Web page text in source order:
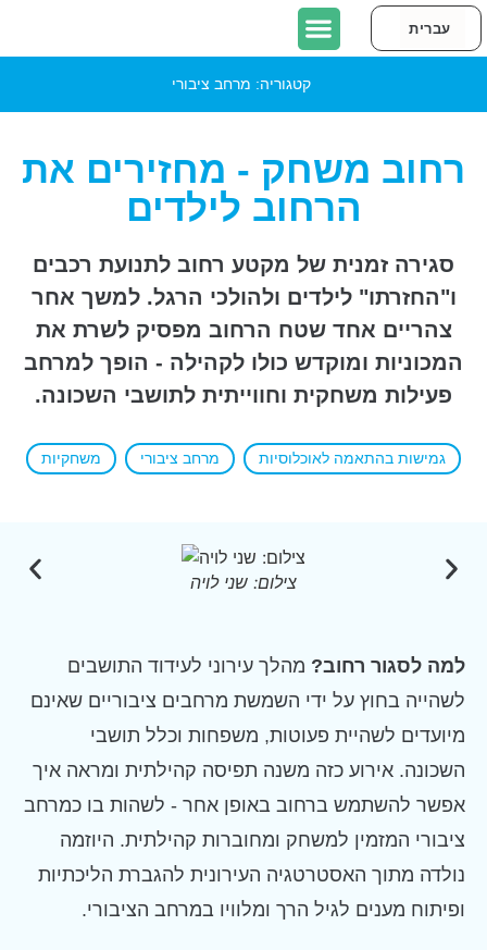
עברית
English
קטגוריה: מרחב ציבורי
רחוב משחק - מחזירים את
הרחוב לילדים
סגירה זמנית של מקטע רחוב לתנועת רכבים
ו"החזרתו" לילדים ולהולכי הרגל. למשך אחר
צהריים אחד שטח הרחוב מפסיק לשרת את
המכוניות ומוקדש כולו לקהילה - הופך למרחב
פעילות משחקית וחווייתית לתושבי השכונה.
גמישות בהתאמה לאוכלוסיות מרחב ציבורי משחקיות
למה לסגור רחוב? מהלך עירוני לעידוד התושבים
לשהייה בחוץ על ידי השמשת מרחבים ציבוריים שאינם
מיועדים לשהיית פעוטות, משפחות וכלל תושבי
השכונה. אירוע כזה משנה תפיסה קהילתית ומראה איך
אפשר להשתמש ברחוב באופן אחר - לשהות בו כמרחב
ציבורי המזמין למשחק ומחוברות קהילתית. היוזמה
נולדה מתוך האסטרטגיה העירונית להגברת הליכתיות
ופיתוח מענים לגיל הרך ומלוויו במרחב הציבורי.
צילום: שני לויה